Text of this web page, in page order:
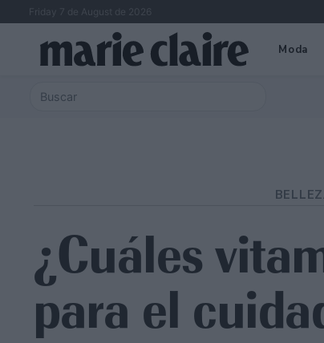
Friday 7 de August de 2026
Moda
¿Cuáles
para el